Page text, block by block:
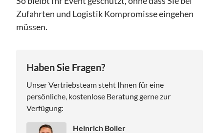
Zufahrten und Logistik Kompromisse eingehen
müssen.
Haben Sie Fragen?
Unser Vertriebsteam steht Ihnen für eine
persönliche, kostenlose Beratung gerne zur
Verfügung:
Heinrich Boller